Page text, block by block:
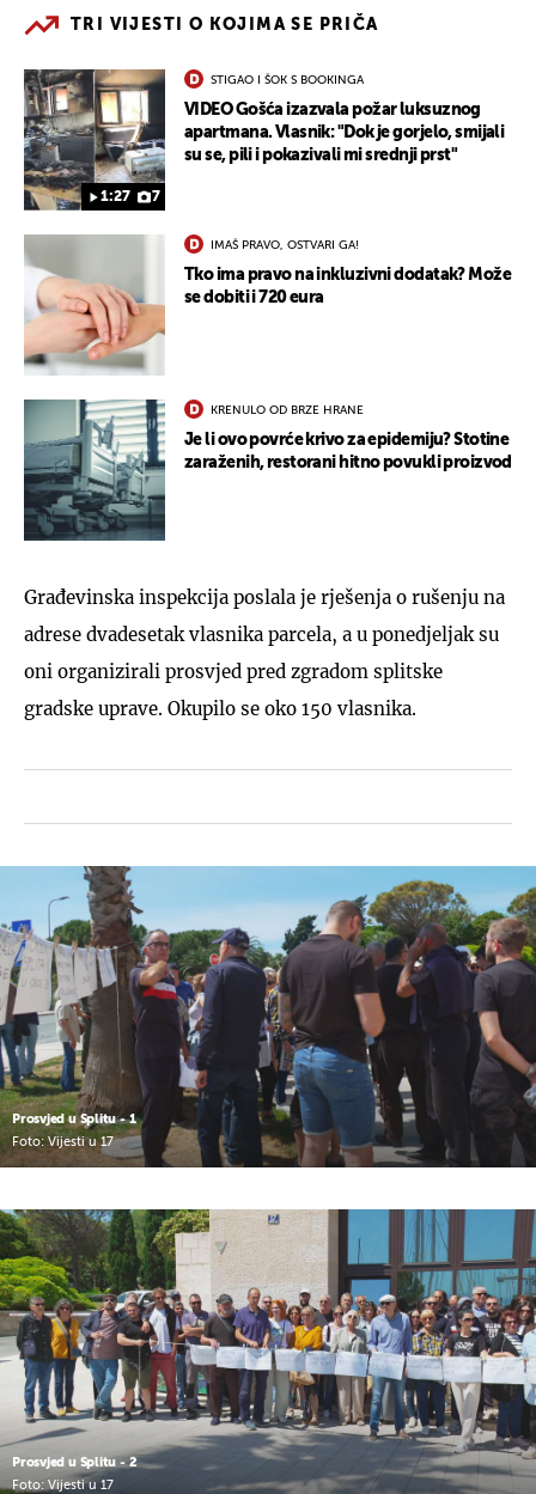
TRI VIJESTI O KOJIMA SE PRIČA
1:27 7
STIGAO I ŠOK S BOOKINGA
VIDEO Gošća izazvala požar luksuznog
apartmana. Vlasnik: "Dok je gorjelo, smijali
su se, pili i pokazivali mi srednji prst"
IMAŠ PRAVO, OSTVARI GA!
Tko ima pravo na inkluzivni dodatak? Može
se dobiti i 720 eura
KRENULO OD BRZE HRANE
Je li ovo povrće krivo za epidemiju? Stotine
zaraženih, restorani hitno povukli proizvod
Građevinska inspekcija poslala je rješenja o rušenju na
adrese dvadesetak vlasnika parcela, a u ponedjeljak su
oni organizirali prosvjed pred zgradom splitske
gradske uprave. Okupilo se oko 150 vlasnika.
Prosvjed u Splitu - 1
Foto: Vijesti u 17
Prosvjed u Splitu - 2
Foto: Vijesti u 17